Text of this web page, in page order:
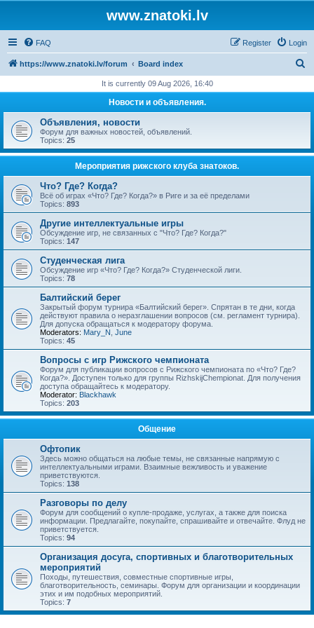
www.znatoki.lv
FAQ Login
Register
https://www.znatoki.lv/forum Board index
r
h
It is currently 09 Aug 2026, 16:40
Новости и объявления.
Объявления, новости
Форум для важных новостей, объявлений.
Topics: 25
Мероприятия рижского клуба знатоков.
Что? Где? Когда?
Всё об играх «Что? Где? Когда?» в Риге и за её пределами
Topics: 893
Другие интеллектуальные игры
Обсуждение игр, не связанных с "Что? Где? Когда?"
Topics: 147
Студенческая лига
Обсуждение игр «Что? Где? Когда?» Студенческой лиги.
Topics: 78
Балтийский берег
Закрытый форум турнира «Балтийский берег». Спрятан в те дни, когда
действуют правила о неразглашении вопросов (см. регламент турнира).
Для допуска обращаться к модератору форума.
Moderators: Mary_N June
Topics: 45
Вопросы с игр Рижского чемпионата
Форум для публикации вопросов с Рижского чемпионата по «Что? Где?
Когда?». Доступен только для группы RizhskijChempionat. Для получения
доступа обращайтесь к модератору.
Moderator: Blackhawk
Topics: 203
Общение
Офтопик
Здесь можно общаться на любые темы, не связанные напрямую с
интеллектуальными играми. Взаимные вежливость и уважение
приветствуются.
Topics: 138
Разговоры по делу
Форум для сообщений о купле-продаже, услугах, а также для поиска
информации. Предлагайте, покупайте, спрашивайте и отвечайте. Флуд не
приветствуется.
Topics: 94
Организация досуга, спортивных и благотворительных
мероприятий
Походы, путешествия, совместные спортивные игры,
благотворительность, семинары. Форум для организации и координации
этих и им подобных мероприятий.
Topics: 7